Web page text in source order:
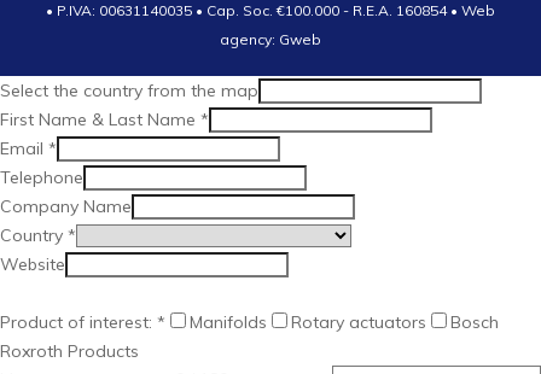
• P.IVA: 00631140035 • Cap. Soc. €100.000 - R.E.A. 160854• Web
agency: Gweb
Select the country from the map
First Name & Last Name *
Email *
Telephone
Company Name
Country *
Website
Product of interest: * Manifolds Rotary actuators
Bosch
Roxroth Products